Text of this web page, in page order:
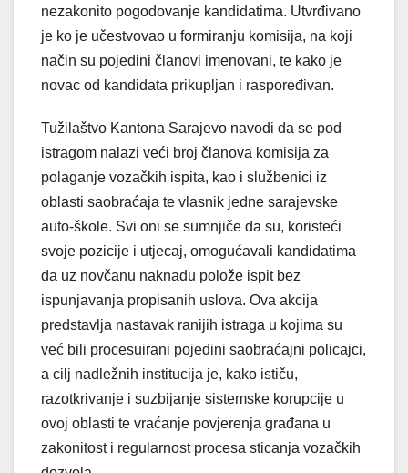
nezakonito pogodovanje kandidatima. Utvrđivano
je ko je učestvovao u formiranju komisija, na koji
način su pojedini članovi imenovani, te kako je
novac od kandidata prikupljan i raspoređivan.
Tužilaštvo Kantona Sarajevo navodi da se pod
istragom nalazi veći broj članova komisija za
polaganje vozačkih ispita, kao i službenici iz
oblasti saobraćaja te vlasnik jedne sarajevske
auto-škole. Svi oni se sumnjiče da su, koristeći
svoje pozicije i utjecaj, omogućavali kandidatima
da uz novčanu naknadu polože ispit bez
ispunjavanja propisanih uslova. Ova akcija
predstavlja nastavak ranijih istraga u kojima su
već bili procesuirani pojedini saobraćajni policajci,
a cilj nadležnih institucija je, kako ističu,
razotkrivanje i suzbijanje sistemske korupcije u
ovoj oblasti te vraćanje povjerenja građana u
zakonitost i regularnost procesa sticanja vozačkih